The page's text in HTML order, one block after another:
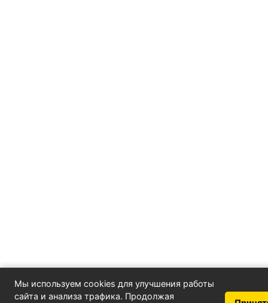
Мы используем cookies для улучшения работы
сайта и анализа трафика. Продолжая